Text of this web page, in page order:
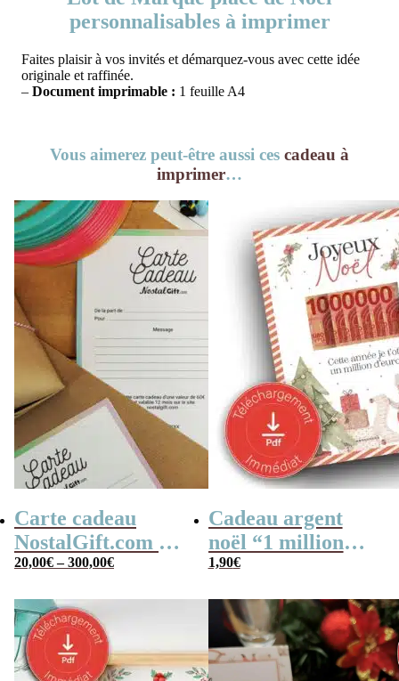
personnalisables à imprimer
Faites plaisir à vos invités et démarquez-vous avec cette idée
originale et raffinée.
– Document imprimable : 1 feuille A4
Vous aimerez peut-être aussi ces cadeau à
imprimer…
Carte cadeau
NostalGift.com à
imprimer ou par
cadeau
20,00€–300,00€
Cadeau argent
noël “1 million
d’euros” affiche
pour billets à
offrir – a
imprimer
1,90€